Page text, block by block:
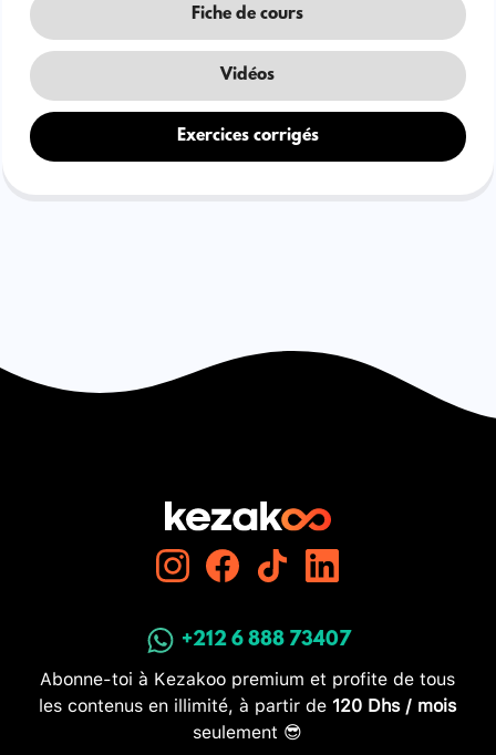
Fiche de cours
Vidéos
Exercices corrigés
+212 6 888 73407
Abonne-toi à Kezakoo premium et profite de tous
les contenus en illimité, à partir de 120 Dhs / mois
seulement 😎